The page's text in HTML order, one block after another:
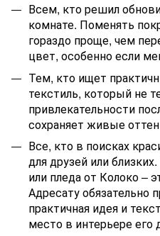
Всем, кто решил
комнате. Поменять
гораздо проще, чем
цвет, особенно если
Тем, кто ищет
текстиль, который не
привлекательности
сохраняет живые
Все, кто в поисках
для друзей или
или пледа от Колоко –
Адресату обязательно
практичная идея и
место в интерьере его